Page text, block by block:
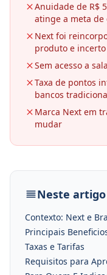
Anuidade de R$
atinge a meta de
Next foi
produto e incerto
Sem acesso a
Taxa de pontos
bancos
Marca Next em
mudar
Neste artigo
Contexto: Next e
Principais
Taxas e Tarifas
Requisitos para